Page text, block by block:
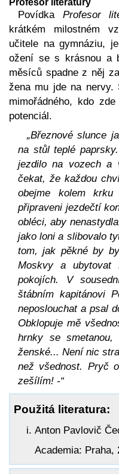
Povídka Profesor
krátkém milostném
učitele na gymnáziu,
ožení se s krásnou a
měsíců spadne z něj
žena mu jde na nervy.
mimořádného, kdo
potenciál.
„Březnové slunce
na stůl teplé
jezdilo na vozech a
čekat, že každou
obejme kolem
připraveni jezdečtí
obléci, aby
jako loni a slibovalo
tom, jak pěkné by
Moskvy a ubytovat
pokojích. V
štábním kapitánovi
neposlouchat a psal
Obklopuje mě
hrnky se
ženské... Není nic
než všednost. Pryč
zešílím! -“
Použitá literatura:
Anton Pavlovič
Academia: Praha,